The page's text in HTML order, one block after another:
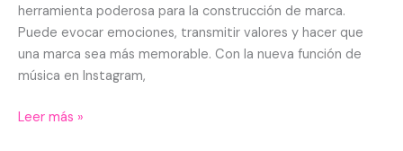
herramienta poderosa para la construcción de marca.
Puede evocar emociones, transmitir valores y hacer que
una marca sea más memorable. Con la nueva función de
música en Instagram,
Marcas
Leer más »